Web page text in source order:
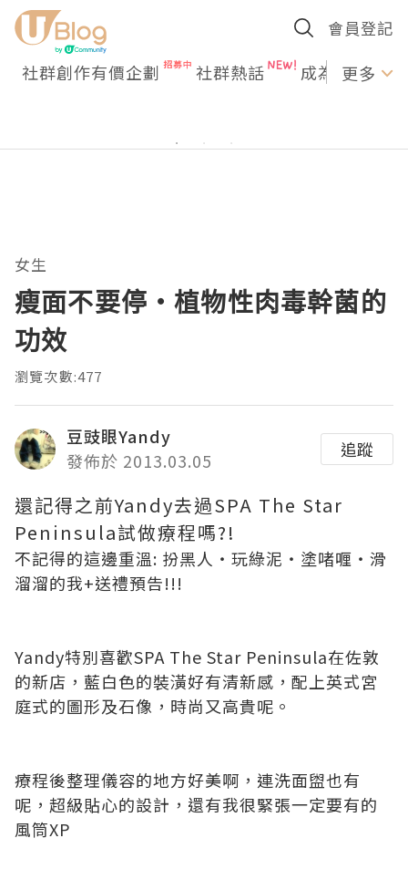
會員登記
社群創作有價企劃 社群熱話 成為U更多
女生
瘦面不要停‧植物性肉毒幹菌的
功效
瀏覽次數:477
豆豉眼Yandy
發佈於 2013.03.05
追蹤
還記得之前Yandy去過SPA The Star
Peninsula試做療程嗎?!
不記得的這邊重溫: 扮黑人‧玩綠泥‧塗啫喱‧滑
溜溜的我+送禮預告!!!
Yandy特別喜歡SPA The Star Peninsula在佐敦
的新店，藍白色的裝潢好有清新感，配上英式宮
庭式的圖形及石像，時尚又高貴呢。
療程後整理儀容的地方好美啊，連洗面盥也有
呢，超級貼心的設計，還有我很緊張一定要有的
風筒XP